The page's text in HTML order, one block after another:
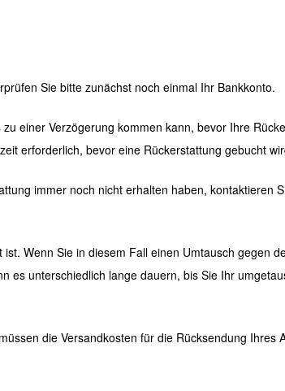
Sie bitte zunächst noch einmal Ihr Bankkonto.
einer Verzögerung kommen kann, bevor Ihre
erforderlich, bevor eine Rückerstattung gebucht
immer noch nicht erhalten haben, kontaktieren
Wenn Sie in diesem Fall einen Umtausch gegen
es unterschiedlich lange dauern, bis Sie Ihr
die Versandkosten für die Rücksendung